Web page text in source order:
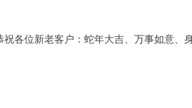
祝各位新老客户：蛇年大吉、万事如意、